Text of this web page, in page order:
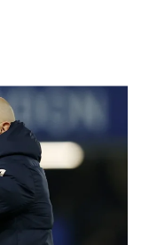
publiée.Les
avec